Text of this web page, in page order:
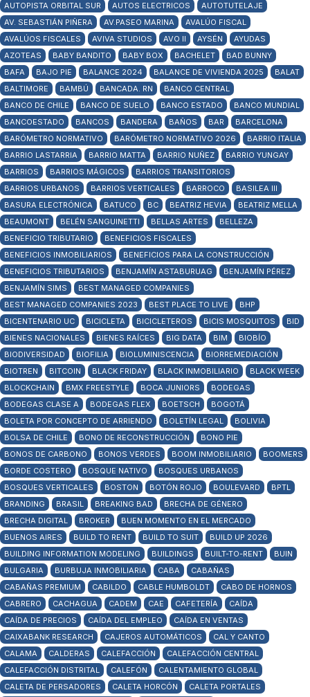
AUTOPISTA ORBITAL SUR
AUTOS ELECTRICOS
AUTOTUTELAJE
AV. SEBASTIÁN PIÑERA
AV.PASEO MARINA
AVALÚO FISCAL
AVALÚOS FISCALES
AVIVA STUDIOS AVO II AYSÉN
AYUDAS
AZOTEAS
BABY BANDITO BABY BOX BACHELET
BAD BUNNY
BAFA
BAJO PIE BALANCE 2024 BALANCE DE VIVIENDA 2025
BALAT
BALTIMORE
BAMBÚ BANCADA. RN
BANCO CENTRAL
BANCO DE CHILE
BANCO DE SUELO BANCO ESTADO
BANCO MUNDIAL
BANCOESTADO
BANCOS BANDERA BAÑOS BAR
BARCELONA
BARÓMETRO NORMATIVO
BARÓMETRO NORMATIVO 2026
BARRIO ITALIA
BARRIO LASTARRIA
BARRIO MATTA BARRIO NUÑEZ
BARRIO YUNGAY
BARRIOS
BARRIOS MÁGICOS
BARRIOS TRANSITORIOS
BARRIOS URBANOS
BARRIOS VERTICALES BARROCO
BASILEA III
BASURA ELECTRÓNICA
BATUCO BC BEATRIZ HEVIA
BEATRIZ MELLA
BEAUMONT
BELÉN SANGUINETTI BELLAS ARTES
BELLEZA
BENEFICIO TRIBUTARIO
BENEFICIOS FISCALES
BENEFICIOS INMOBILIARIOS
BENEFICIOS PARA LA CONSTRUCCIÓN
BENEFICIOS TRIBUTARIOS
BENJAMÍN ASTABURUAG
BENJAMÍN PÉREZ
BENJAMÍN SIMS
BEST MANAGED COMPANIES
BEST MANAGED COMPANIES 2023
BEST PLACE TO LIVE
BHP
BICENTENARIO UC
BICICLETA BICICLETEROS BICIS MOSQUITOS
BID
BIENES NACIONALES
BIENES RAÍCES BIG DATA BIM
BIOBÍO
BIODIVERSIDAD
BIOFILIA BIOLUMINISCENCIA
BIORREMEDIACIÓN
BIOTREN
BITCOIN BLACK FRIDAY BLACK INMOBILIARIO
BLACK WEEK
BLOCKCHAIN
BMX FREESTYLE BOCA JUNIORS
BODEGAS
BODEGAS CLASE A
BODEGAS FLEX BOETSCH
BOGOTÁ
BOLETA POR CONCEPTO DE ARRIENDO
BOLETÍN LEGAL
BOLIVIA
BOLSA DE CHILE
BONO DE RECONSTRUCCIÓN
BONO PIE
BONOS DE CARBONO
BONOS VERDES BOOM INMOBILIARIO
BOOMERS
BORDE COSTERO
BOSQUE NATIVO
BOSQUES URBANOS
BOSQUES VERTICALES
BOSTON BOTÓN ROJO BOULEVARD
BPTL
BRANDING
BRASIL BREAKING BAD
BRECHA DE GÉNERO
BRECHA DIGITAL
BROKER
BUEN MOMENTO EN EL MERCADO
BUENOS AIRES
BUILD TO RENT BUILD TO SUIT
BUILD UP 2026
BUILDING INFORMATION MODELING
BUILDINGS BUILT-TO-RENT
BUIN
BULGARIA
BURBUJA INMOBILIARIA CABA
CABAÑAS
CABAÑAS PREMIUM
CABILDO CABLE HUMBOLDT
CABO DE HORNOS
CABRERO
CACHAGUA CADEM CAE CAFETERÍA
CAÍDA
CAÍDA DE PRECIOS
CAÍDA DEL EMPLEO
CAÍDA EN VENTAS
CAIXABANK RESEARCH
CAJEROS AUTOMÁTICOS
CAL Y CANTO
CALAMA
CALDERAS CALEFACCIÓN
CALEFACCIÓN CENTRAL
CALEFACCIÓN DISTRITAL
CALEFÓN
CALENTAMIENTO GLOBAL
CALETA DE PERSADORES
CALETA HORCÓN
CALETA PORTALES